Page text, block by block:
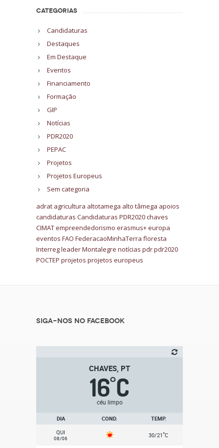
CATEGORIAS
Candidaturas
Destaques
Em Destaque
Eventos
Financiamento
Formação
GIP
Notícias
PDR2020
PEPAC
Projetos
Projetos Europeus
Sem categoria
adrat agricultura altotamega alto tâmega apoios
candidaturas Candidaturas PDR2020chaves
CIMATempreendedorismo erasmus+europa
eventos FAO FederacaoMinhaTerra floresta
InterregleaderMontalegre notícias pdrpdr2020
POCTEP projetos projetos europeus
Siga-nos no Facebook
CHAVES, PT
16°C
céu limpo
DIA COND.
TEMP.
QUI
08/06 30/21°C